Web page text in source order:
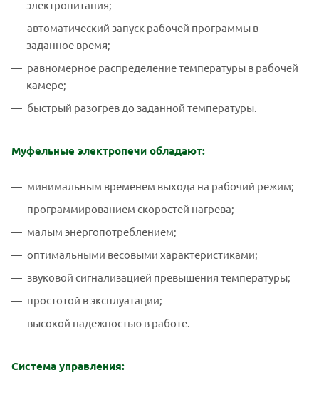
электропитания;
автоматический запуск рабочей программы в
заданное время;
равномерное распределение температуры в рабочей
камере;
быстрый разогрев до заданной температуры.
Муфельные электропечи обладают:
минимальным временем выхода на рабочий режим;
программированием скоростей нагрева;
малым энергопотреблением;
оптимальными весовыми характеристиками;
звуковой сигнализацией превышения температуры;
простотой в эксплуатации;
высокой надежностью в работе.
Система управления: